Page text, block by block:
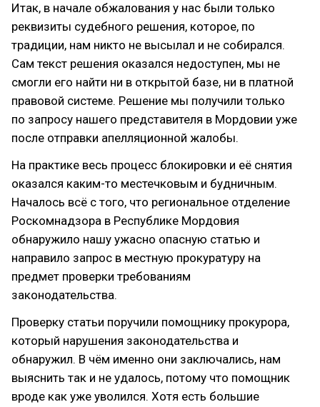
Итак, в начале обжалования у нас были только
реквизиты судебного решения, которое, по
традиции, нам никто не высылал и не собирался.
Сам текст решения оказался недоступен, мы не
смогли его найти ни в открытой базе, ни в платной
правовой системе. Решение мы получили только
по запросу нашего представителя в Мордовии уже
после отправки апелляционной жалобы.
На практике весь процесс блокировки и её снятия
оказался каким-то местечковым и будничным.
Началось всё с того, что региональное отделение
Роскомнадзора в Республике Мордовия
обнаружило нашу ужасно опасную статью и
направило запрос в местную прокуратуру на
предмет проверки требованиям
законодательства.
Проверку статьи поручили помощнику прокурора,
который нарушения законодательства и
обнаружил. В чём именно они заключались, нам
выяснить так и не удалось, потому что помощник
вроде как уже уволился. Хотя есть большие